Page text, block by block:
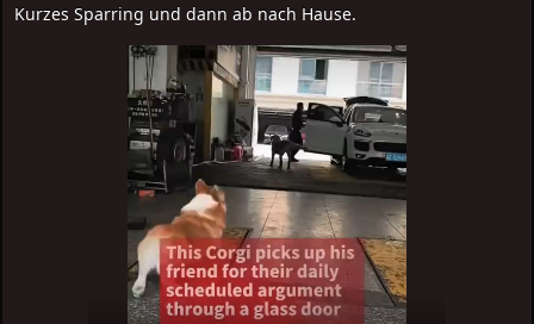
Kurzes Sparring und dann ab nach Hause.